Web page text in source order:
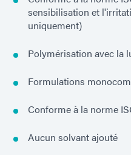
sensibilisation et
uniquement)
Polymérisation avec la
Formulations
Conforme à la norme
Aucun solvant ajouté